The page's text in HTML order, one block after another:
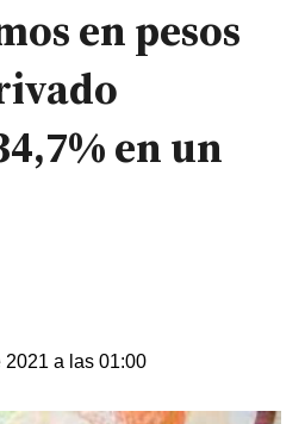
en pesos
en un
2021 a las 01:00